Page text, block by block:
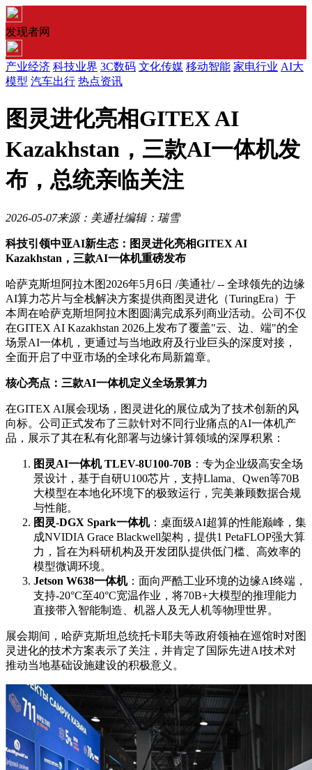
发现者网
产业经济 科技业界 3C数码 文化传媒 移动智能 家电行业 AI大
模型 汽车出行 热点资讯
图灵进化亮相GITEX AI
Kazakhstan，三款AI一体机发
布，总统亲临关注
2026-05-07来源：美通社编辑：瑞雪
科技引领中亚AI新生态：图灵进化亮相GITEX AI
Kazakhstan ，三款AI一体机重磅发布
哈萨克斯坦阿拉木图2026年5月6日 /美通社/ -- 全球领先的边缘
AI算力芯片与全栈解决方案提供商图灵进化（TuringEra）于
本周在哈萨克斯坦阿拉木图圆满完成系列商业活动。公司不仅
在GITEX AI Kazakhstan 2026上发布了覆盖"云、边、端"的全
场景AI一体机，更通过与当地政府及行业巨头的深度对接，
全面开启了中亚市场的全球化布局新篇章。
核心亮点：三款AI一体机定义全场景算力
在GITEX AI展会现场，图灵进化的展位成为了技术创新的风
向标。公司正式发布了三款针对不同行业痛点的AI一体机产
品，展示了其在私有化部署与边缘计算领域的深厚积累：
图灵AI一体机TLEV-8U100-70B ：专为企业级高安全场
景设计，基于自研U100芯片，支持Llama、Qwen等70B
大模型在本地化环境下的极致运行，完美兼顾数据合规
与性能。
图灵-DGX Spark一体机：桌面级AI超算的性能巅峰，集
成NVIDIA Grace Blackwell架构，提供1 PetaFLOP强大算
力，旨在为科研机构及开发团队提供低门槛、高效率的
模型微调环境。
Jetson W638一体机：面向严酷工业环境的边缘AI终端，
支持-20°C至40°C宽温作业，将70B+大模型的推理能力
直接带入智能制造、机器人及无人机等物理世界。
展会期间，哈萨克斯坦总统托卡耶夫等政府领袖在巡馆时对图
灵进化的技术方案表示了关注，并肯定了国际先进AI技术对
推动当地基础设施建设的积极意义。